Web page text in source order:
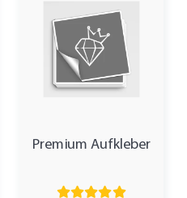
Premium Aufkleber